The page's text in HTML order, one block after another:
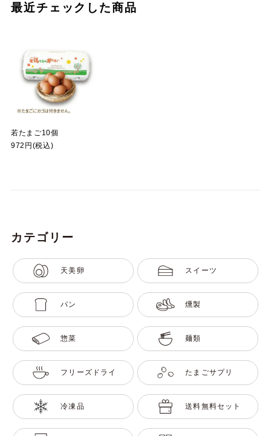
最近チェックした商品
若たまご10個
972円(税込)
カテゴリー
天美卵 スイーツ
パン 燻製
惣菜 麺類
フリーズドライ たまごサプリ
冷凍品 送料無料セット